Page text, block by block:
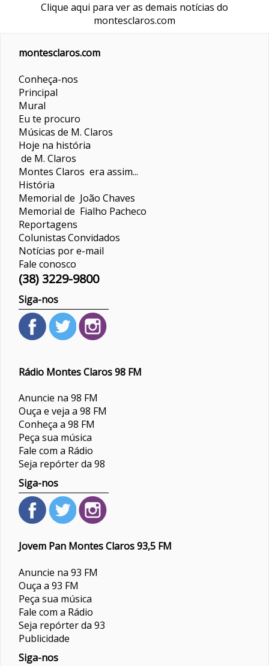
Clique aqui para ver as demais notícias do
montesclaros.com
montesclaros.com
Conheça-nos
Principal
Mural
Eu te procuro
Músicas de M. Claros
Hoje na história
de M. Claros
Montes Claros era assim...
História
Memorial de João Chaves
Memorial de Fialho Pacheco
Reportagens
ColunistasConvidados
Notícias por e-mail
Fale conosco
(38) 3229-9800
Siga-nos
Rádio Montes Claros 98 FM
Anuncie na 98 FM
Ouça e veja a 98 FM
Conheça a 98 FM
Peça sua música
Fale com a Rádio
Seja repórter da 98
Siga-nos
Jovem Pan Montes Claros 93,5 FM
Anuncie na 93 FM
Ouça a 93 FM
Peça sua música
Fale com a Rádio
Seja repórter da 93
Publicidade
Siga-nos